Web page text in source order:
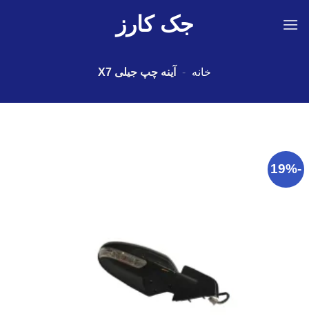
جک کارز
خانه - آینه چپ جیلی X7
-19%